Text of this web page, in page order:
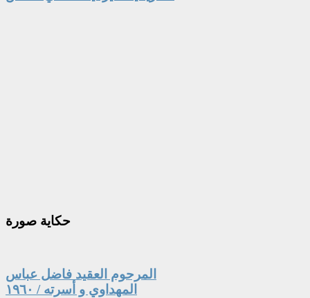
حكاية صورة
المرحوم العقيد فاضل عباس
المهداوي و أسرته / ١٩٦٠